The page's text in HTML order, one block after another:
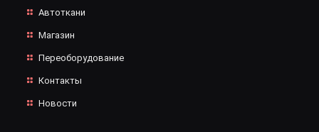
Автоткани
Магазин
Переоборудование
Контакты
Новости